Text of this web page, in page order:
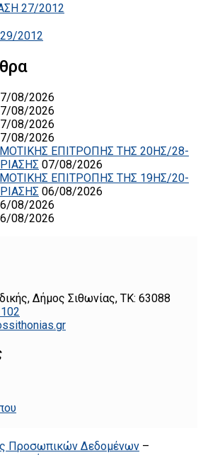
27/2012
2012
08/2026
08/2026
08/2026
08/2026
ΕΠΙΤΡΟΠΗΣ ΤΗΣ 20ΗΣ/28-
07/08/2026
ΕΠΙΤΡΟΠΗΣ ΤΗΣ 19ΗΣ/20-
06/08/2026
08/2026
08/2026
Δήμος Σιθωνίας, ΤΚ: 63088
Προσωπικών Δεδομένων –